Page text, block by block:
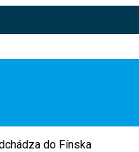
do Fínska